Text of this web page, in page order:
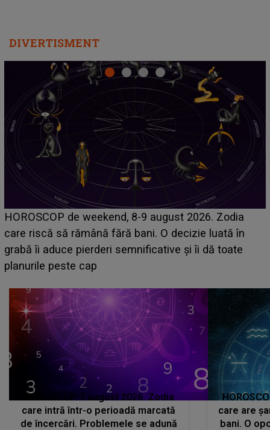
DIVERTISMENT
Emanuel a ținut ACEST DETALIU ASCUNS până
acum! În fața Alexandrei, concurentul din Casa Iubirii
face o MĂRTURISIRE NEAȘTEPTATĂ despre mama
sa: "I-am spus și ei în față, eu nu te iubesc pentru
HOROSCOP 7 august 2026. Zodia
care intră într-o perioadă marcată
de încercări. Problemele se adună
care are
bani. O